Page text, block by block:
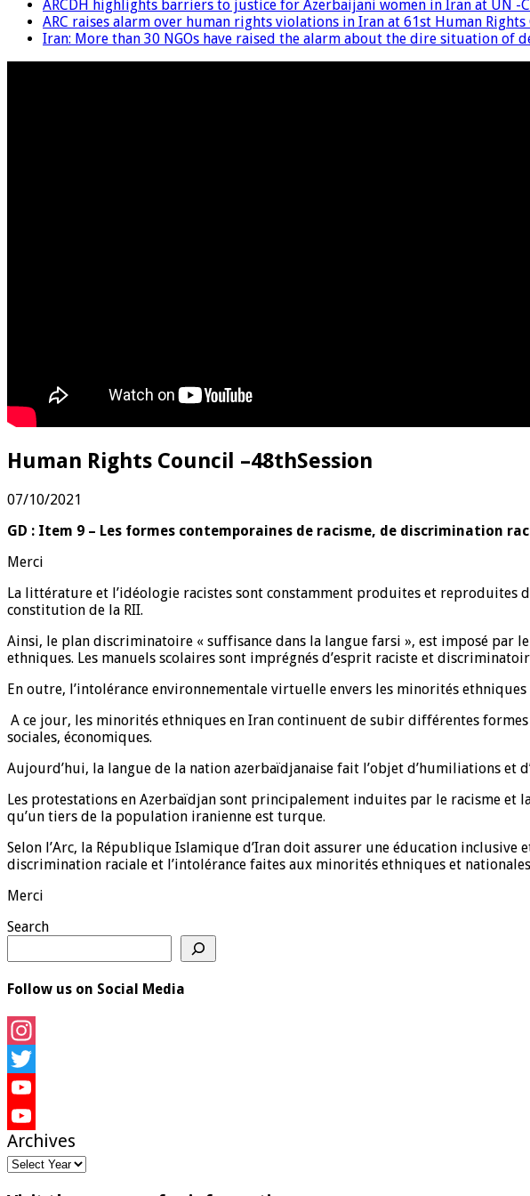
ARCDH highlights barriers to justice for Azerbaijani women in Iran at UN -
ARC raises alarm over human rights violations in Iran at 61st Human Rights
Iran: More than 30 NGOs have raised the alarm about the dire situation
Human Rights Council –48thSession
07/10/2021
GD : Item 9 – Les formes contemporaines de racisme, de discrimination
Merci
La littérature et l’idéologie racistes sont constamment produites et reproduites
constitution de la RII.
Ainsi, le plan discriminatoire « suffisance dans la langue farsi », est imposé par
ethniques. Les manuels scolaires sont imprégnés d’esprit raciste et
En outre, l’intolérance environnementale virtuelle envers les minorités
A ce jour, les minorités ethniques en Iran continuent de subir différentes
sociales, économiques.
Aujourd’hui, la langue de la nation azerbaïdjanaise fait l’objet d’humiliations et
Les protestations en Azerbaïdjan sont principalement induites par le racisme
qu’un tiers de la population iranienne est turque.
Selon l’Arc, la République Islamique d’Iran doit assurer une éducation
discrimination raciale et l’intolérance faites aux minorités ethniques et
Merci
Search
Follow us on Social Media
Instagram
Twitter
YouTube
YouTube
Channel
Archives